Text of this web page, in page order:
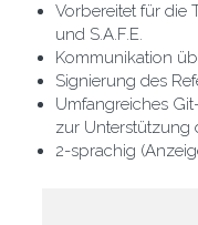
Vorbereitet für die
und S.A.F.E.
Kommunikation
Signierung des
Umfangreiches
zur Unterstützung
2-sprachig